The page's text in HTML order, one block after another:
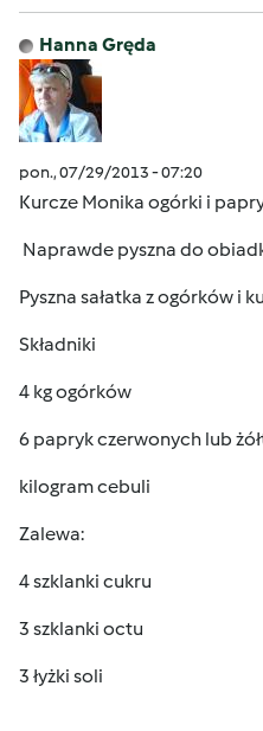
Hanna Gręda
pon., 07/29/2013 - 07:20
Kurcze Monika ogórki i
Naprawde pyszna do
Pyszna sałatka z ogórków i
Składniki
4 kg ogórków
6 papryk czerwonych lub
kilogram cebuli
Zalewa:
4 szklanki cukru
3 szklanki octu
3 łyżki soli